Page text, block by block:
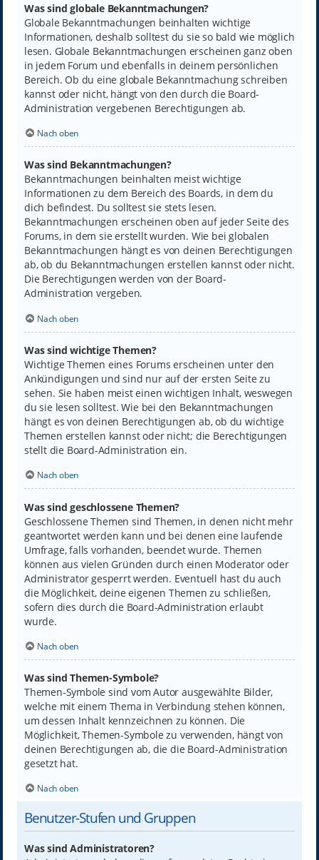
Was sind globale Bekanntmachungen?
Globale Bekanntmachungen beinhalten wichtige
Informationen, deshalb solltest du sie so bald wie möglich
lesen. Globale Bekanntmachungen erscheinen ganz oben
in jedem Forum und ebenfalls in deinem persönlichen
Bereich. Ob du eine globale Bekanntmachung schreiben
kannst oder nicht, hängt von den durch die Board-
Administration vergebenen Berechtigungen ab.
Nach oben
Was sind Bekanntmachungen?
Bekanntmachungen beinhalten meist wichtige
Informationen zu dem Bereich des Boards, in dem du
dich befindest. Du solltest sie stets lesen.
Bekanntmachungen erscheinen oben auf jeder Seite des
Forums, in dem sie erstellt wurden. Wie bei globalen
Bekanntmachungen hängt es von deinen Berechtigungen
ab, ob du Bekanntmachungen erstellen kannst oder nicht.
Die Berechtigungen werden von der Board-
Administration vergeben.
Nach oben
Was sind wichtige Themen?
Wichtige Themen eines Forums erscheinen unter den
Ankündigungen und sind nur auf der ersten Seite zu
sehen. Sie haben meist einen wichtigen Inhalt, weswegen
du sie lesen solltest. Wie bei den Bekanntmachungen
hängt es von deinen Berechtigungen ab, ob du wichtige
Themen erstellen kannst oder nicht; die Berechtigungen
stellt die Board-Administration ein.
Nach oben
Was sind geschlossene Themen?
Geschlossene Themen sind Themen, in denen nicht mehr
geantwortet werden kann und bei denen eine laufende
Umfrage, falls vorhanden, beendet wurde. Themen
können aus vielen Gründen durch einen Moderator oder
Administrator gesperrt werden. Eventuell hast du auch
die Möglichkeit, deine eigenen Themen zu schließen,
sofern dies durch die Board-Administration erlaubt
wurde.
Nach oben
Was sind Themen-Symbole?
Themen-Symbole sind vom Autor ausgewählte Bilder,
welche mit einem Thema in Verbindung stehen können,
um dessen Inhalt kennzeichnen zu können. Die
Möglichkeit, Themen-Symbole zu verwenden, hängt von
deinen Berechtigungen ab, die die Board-Administration
gesetzt hat.
Nach oben
Benutzer-Stufen und Gruppen
Was sind Administratoren?